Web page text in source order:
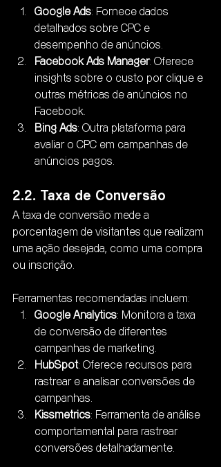
Google Ads: Fornece dados
detalhados sobre CPC e
desempenho de anúncios.
Facebook Ads Manager: Oferece
insights sobre o custo por clique e
outras métricas de anúncios no
Facebook.
Bing Ads: Outra plataforma para
avaliar o CPC em campanhas de
anúncios pagos.
2.2. Taxa de Conversão
A taxa de conversão mede a
porcentagem de visitantes que realizam
uma ação desejada, como uma compra
ou inscrição.
Ferramentas recomendadas incluem:
Google Analytics: Monitora a taxa
de conversão de diferentes
campanhas de marketing.
HubSpot: Oferece recursos para
rastrear e analisar conversões de
campanhas.
Kissmetrics: Ferramenta de análise
comportamental para rastrear
conversões detalhadamente.